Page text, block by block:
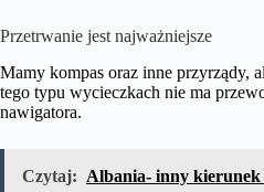
Przetrwanie jest najważniejsze
Mamy kompas oraz inne przyrządy,
tego typu wycieczkach nie ma
nawigatora.
Czytaj: Albania- inny